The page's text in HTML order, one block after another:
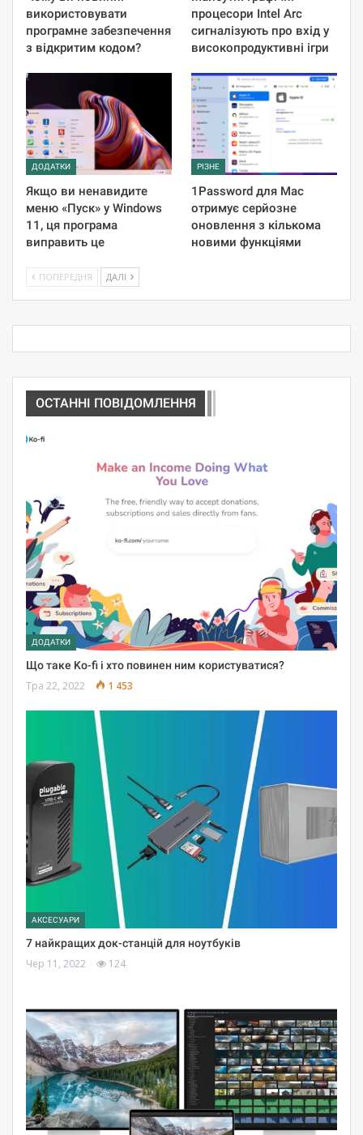
використовувати
програмне забезпечення
з відкритим кодом?
процесори Intel Arc
сигналізують про вхід у
високопродуктивні ігри
ДОДАТКИ
Якщо ви ненавидите
меню «Пуск» у Windows
11, ця програма
виправить це
РІЗНЕ
1Password для Mac
отримує серйозне
оновлення з кількома
новими функціями
ПОПЕРЕДНЯ ДАЛІ
ОСТАННІ ПОВІДОМЛЕННЯ
ДОДАТКИ
Що таке Ko-fi і хто повинен ним користуватися?
Тра 22, 2022 1 453
АКСЕСУАРИ
7 найкращих док-станцій для ноутбуків
Чер 11, 2022 124